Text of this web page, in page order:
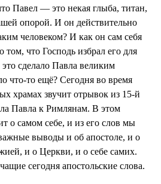
Павел — это некая глыба, титан,
опорой. И он действительно
человеком? И как он сам себя
что Господь избрал его для
сделало Павла великим
что-то ещё? Сегодня во время
храмах звучит отрывок из 15-й
Павла к Римлянам. В этом
о самом себе, и из его слов мы
выводы и об апостоле, и о
и о Церкви, и о себе самих.
сегодня апостольские слова.